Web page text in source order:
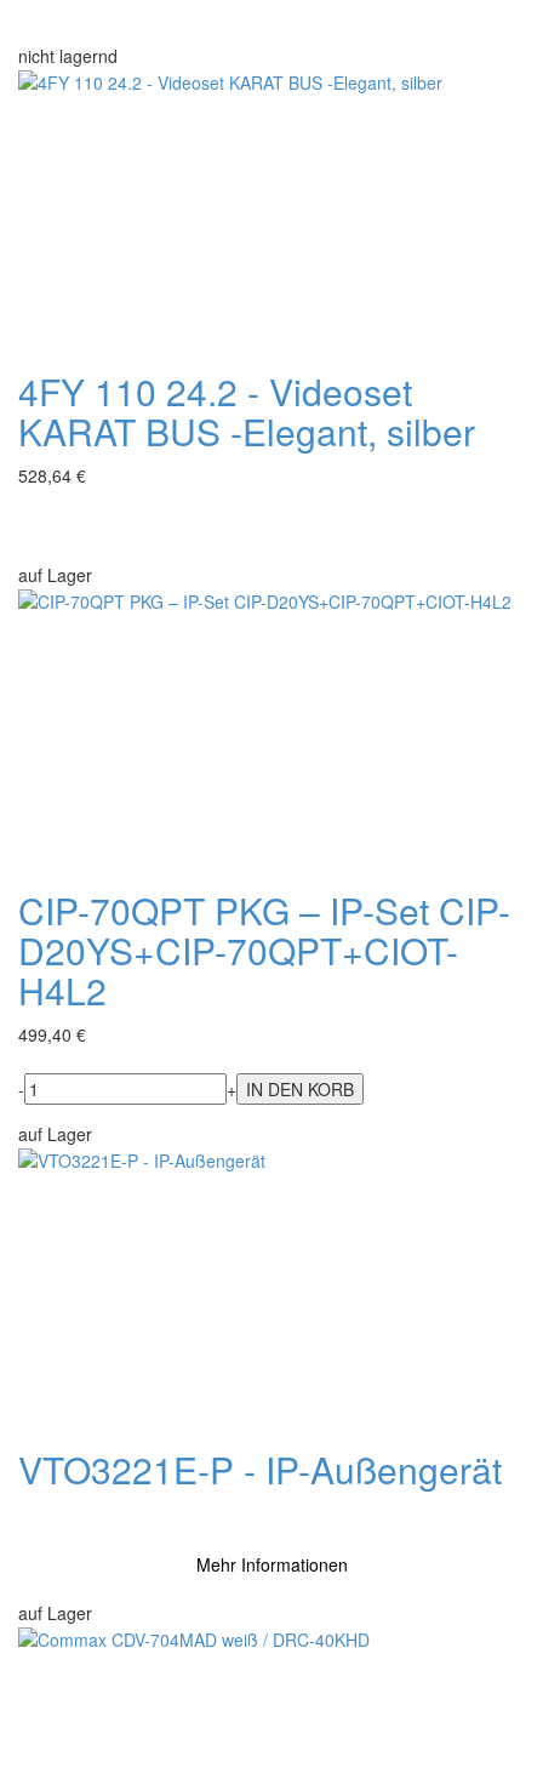
nicht lagernd
4FY 110 24.2 - Videoset
KARAT BUS -Elegant, silber
528,64 €
auf Lager
CIP-70QPT PKG – IP-Set CIP-
D20YS+CIP-70QPT+CIOT-
H4L2
499,40 €
-
+
auf Lager
VTO3221E-P - IP-Außengerät
Mehr Informationen
auf Lager